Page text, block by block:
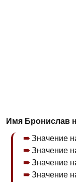
Имя Бронислав
Значение
Значение
Значение
Значение